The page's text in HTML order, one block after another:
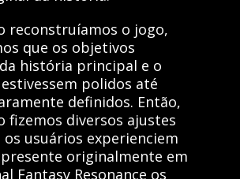
reconstruíamos o jogo,
que os objetivos
história principal e o
polidos até
definidos. Então,
fizemos diversos ajustes
os usuários experienciem
originalmente em
Fantasy Resonance os